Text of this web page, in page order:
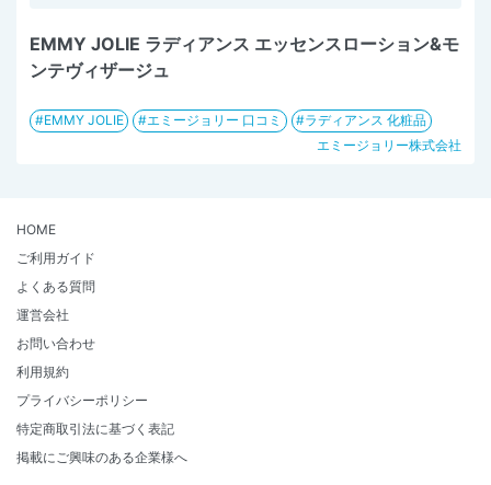
EMMY JOLIE ラディアンス エッセンスローション&モ
ンテヴィザージュ
EMMY JOLIE エミージョリー 口コミ
ラディアンス 化粧品
エミージョリー株式会社
HOME
ご利用ガイド
よくある質問
運営会社
お問い合わせ
利用規約
プライバシーポリシー
特定商取引法に基づく表記
掲載にご興味のある企業様へ